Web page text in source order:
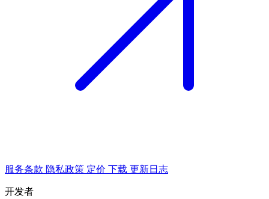
服务条款 隐私政策 定价 下载 更新日志
开发者